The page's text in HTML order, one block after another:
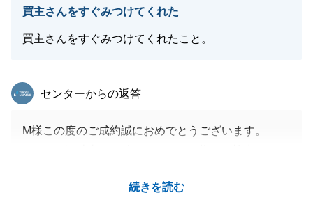
買主さんをすぐみつけてくれた
買主さんをすぐみつけてくれたこと。
続きを読む
東急リバブル
センターからの返答
M様この度のご成約誠におめでとうございます。
引き続き、不動産に関してご不明点ございましたらお